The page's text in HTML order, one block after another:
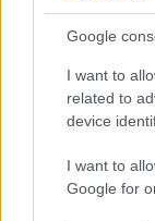
Google
I want to
related to
device
I want to
Google for
Népszerű